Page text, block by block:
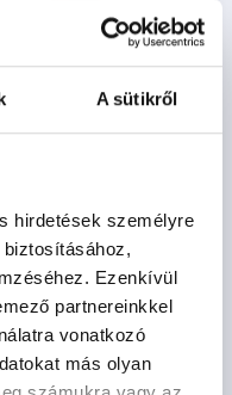
A sütikről
hirdetések személyre
Ezenkívül
partnereinkkel
vonatkozó
más olyan
-tól